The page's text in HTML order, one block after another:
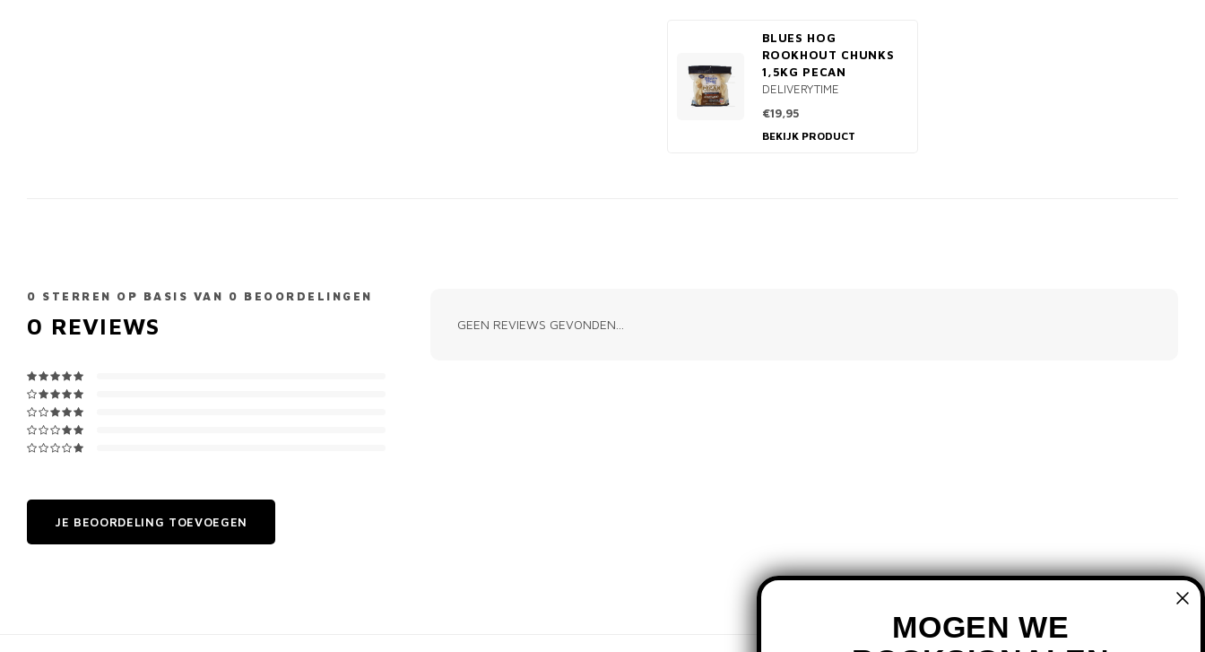
BLUES HOG
ROOKHOUT CHUNKS
1,5KG PECAN
DELIVERYTIME
€19,95
BEKIJK PRODUCT
0 STERREN OP BASIS VAN 0 BEOORDELINGEN
0 REVIEWS
JE BEOORDELING TOEVOEGEN
GEEN REVIEWS GEVONDEN...
MOGEN WE